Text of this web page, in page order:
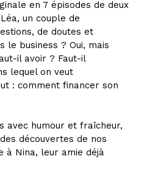
en 7 épisodes de deux
un couple de
de doutes et
le business ? Oui, mais
il avoir ? Faut-il
lequel on veut
: comment financer son
avec humour et fraîcheur,
découvertes de nos
à Nina, leur amie déjà